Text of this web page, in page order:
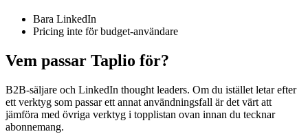
Bara LinkedIn
Pricing inte för budget-användare
Vem passar Taplio för?
B2B-säljare och LinkedIn thought leaders. Om du istället letar efter
ett verktyg som passar ett annat användningsfall är det värt att
jämföra med övriga verktyg i topplistan ovan innan du tecknar
abonnemang.